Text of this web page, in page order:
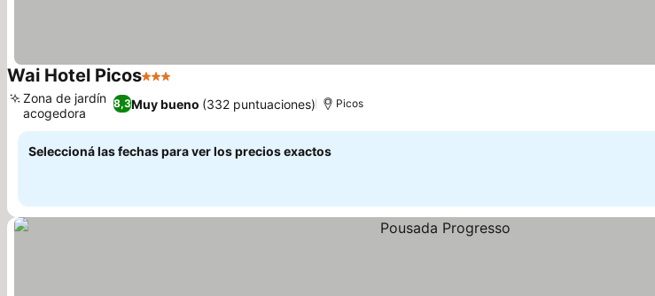
Wai Hotel Picos3 Estrellas
8,3Muy bueno (332 puntuaciones)
Zona de jardín
acogedora
Picos
Seleccioná las fechas para ver los precios exactos